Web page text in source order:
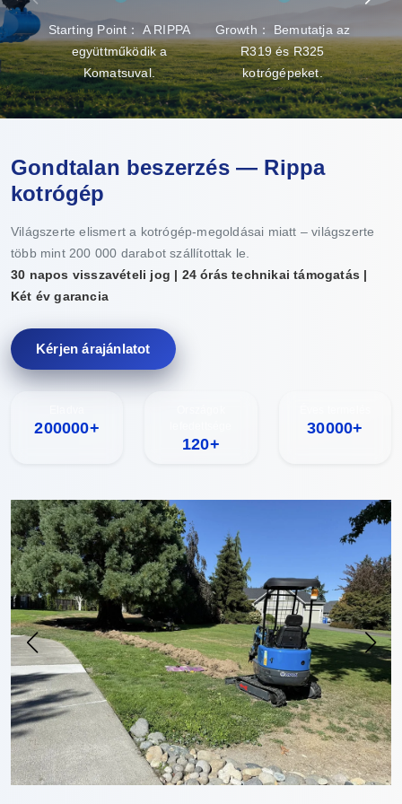
Starting Point： A RIPPA
együttműködik a
Komatsuval.
Growth： Bemutatja az
R319 és R325
kotrógépeket.
Gondtalan beszerzés — Rippa
kotrógép
Világszerte elismert a kotrógép-megoldásai miatt – világszerte
több mint 200 000 darabot szállítottak le.
30 napos visszavételi jog | 24 órás technikai támogatás |
Két év garancia
Kérjen árajánlatot
200000+
120+
30000+